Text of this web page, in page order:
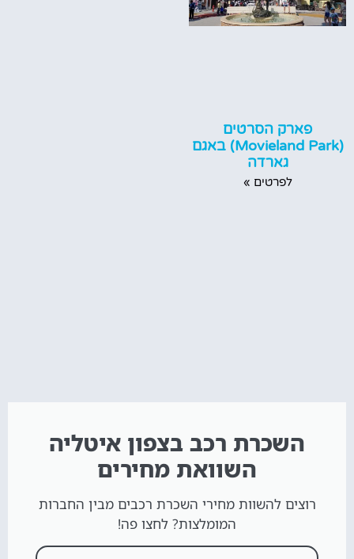
פארק הסרטים
(Movieland Park) באגם
גארדה
לפרטים »
השכרת רכב בצפון איטליה
השוואת מחירים
רוצים להשוות מחירי השכרת רכבים מבין החברות
המומלצות? לחצו פה!